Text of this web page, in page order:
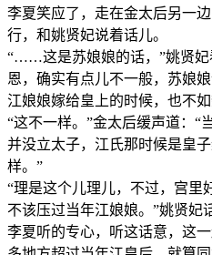
李夏笑应了，走在金太后另一
行，和姚贤妃说着话儿。
“……这是苏娘娘的话，”姚贤妃
恩，确实有点儿不一般，苏娘
江娘娘嫁给皇上的时候，也不
“这不一样。”金太后缓声道：“
并没立太子，江氏那时候是皇
样。”
“理是这个儿理儿，不过，宫里
不该压过当年江娘娘。”姚贤妃
李夏听的专心，听这话意，这